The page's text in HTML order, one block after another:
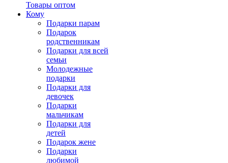
Товары оптом
Кому
Подарки парам
Подарок
родственникам
Подарки для всей
семьи
Молодежные
подарки
Подарки для
девочек
Подарки
мальчикам
Подарки для
детей
Подарок жене
Подарки
любимой